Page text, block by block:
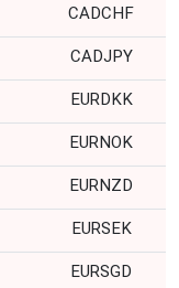
CADCHF
CADJPY
EURDKK
EURNOK
EURNZD
EURSEK
EURSGD